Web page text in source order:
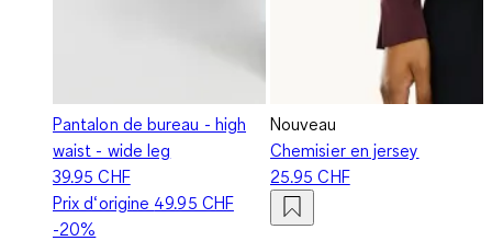
Pantalon de bureau - high
waist - wide leg
39.95 CHF
Prix d‘origine 49.95 CHF
-20%
Nouveau
Chemisier en jersey
25.95 CHF